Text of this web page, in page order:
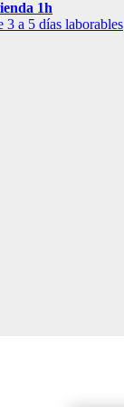
1h
a 5 días laborables